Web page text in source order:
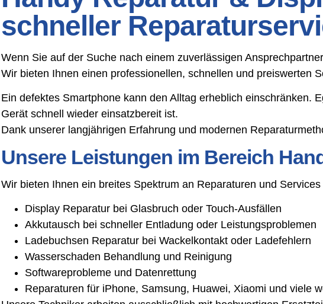
schneller
Wenn Sie auf der Suche nach einem zuverlässigen
Wir bieten Ihnen einen professionellen, schnellen und preiswerten
Ein defektes Smartphone kann den Alltag erheblich einschränken.
Gerät schnell wieder einsatzbereit ist.
Dank unserer langjährigen Erfahrung und modernen
Unsere Leistungen im Bereich
Wir bieten Ihnen ein breites Spektrum an Reparaturen und
Display Reparatur bei Glasbruch oder Touch-Ausfällen
Akkutausch bei schneller Entladung oder Leistungsproblemen
Ladebuchsen Reparatur bei Wackelkontakt oder Ladefehlern
Wasserschaden Behandlung und Reinigung
Softwareprobleme und Datenrettung
Reparaturen für iPhone, Samsung, Huawei, Xiaomi und viele